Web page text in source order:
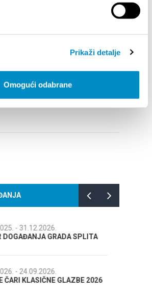
Prikaži detalje
Omogući odabrane
POČETKOM 2027. - VAŽNA
Your
14.07.2026.- 14.08.2026.
72. SPLITSKO LJETO
18.07.2026.- 31.08.2026.
Lito po domaću! - promotivna akcija